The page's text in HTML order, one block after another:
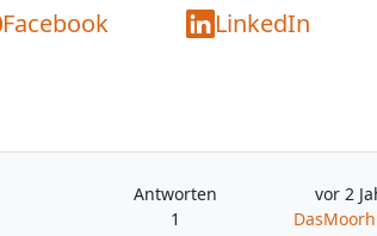
Facebook LinkedIn
Antworten
1
vor 2